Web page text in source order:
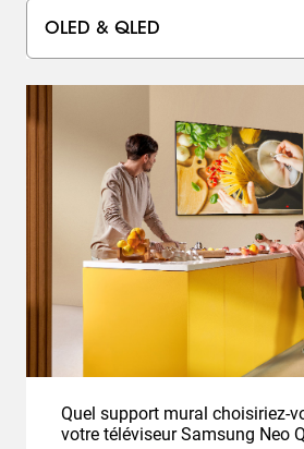
OLED & QLED
Quel support mural choisiriez-
votre téléviseur Samsung Neo